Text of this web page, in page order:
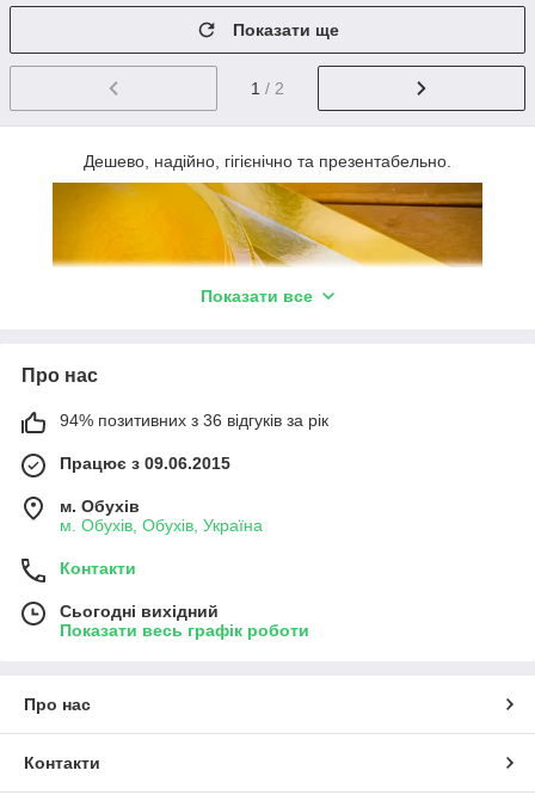
Показати ще
1 / 2
Дешево, надійно, гігієнічно та презентабельно.
Показати все
Про нас
94% позитивних з 36 відгуків за рік
Працює з 09.06.2015
м. Обухів
м. Обухів, Обухів, Україна
Контакти
Сьогодні вихідний
Показати весь графік роботи
Про нас
Контакти